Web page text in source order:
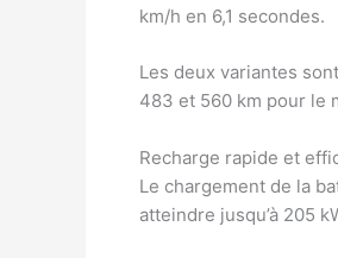
km/h en 6,1 secondes.
Les deux variantes
483 et 560 km pour le
Recharge rapide et
Le chargement de la
atteindre jusqu’à 205